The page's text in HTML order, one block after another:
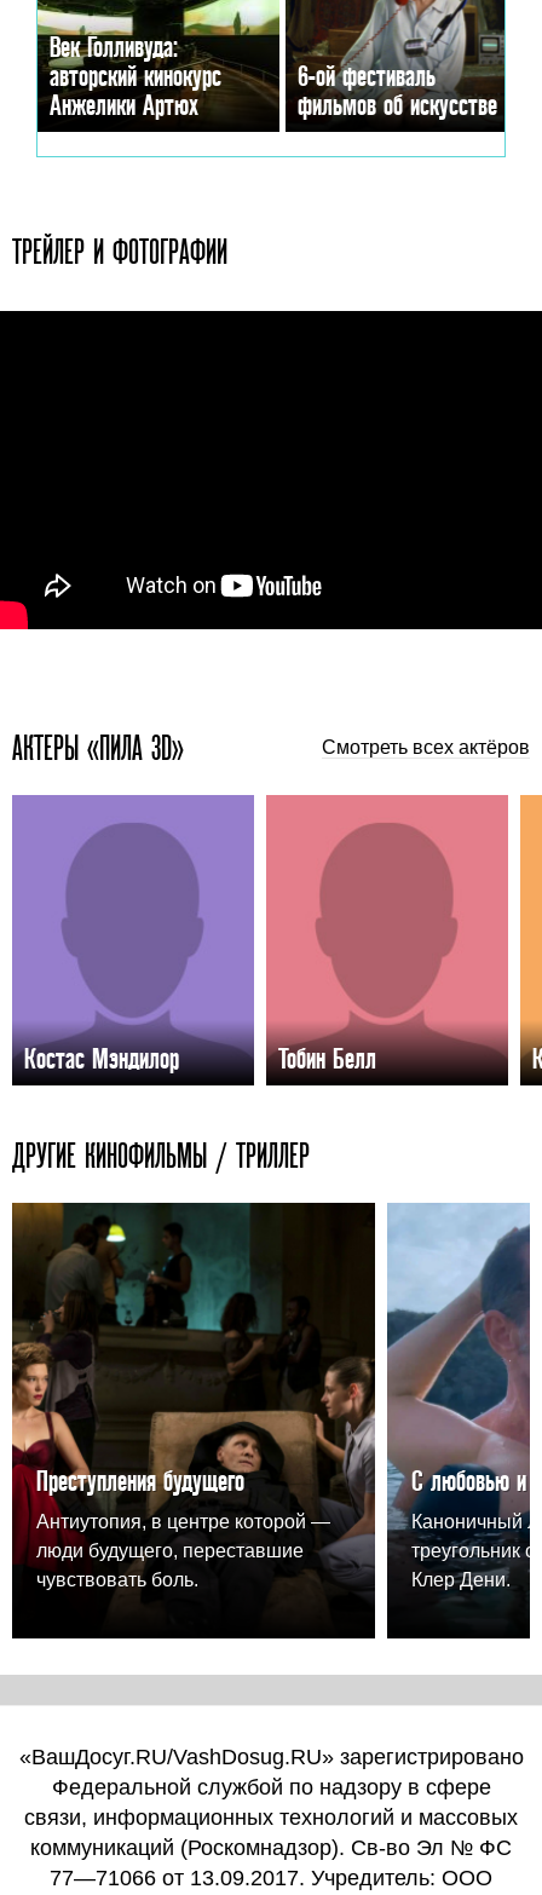
Век Голливуда:
авторский кинокурс
Анжелики Артюх
6-ой фестиваль
фильмов об искусстве
ТРЕЙЛЕР И ФОТОГРАФИИ
АКТЕРЫ «ПИЛА 3D» Смотреть всех актёров
Костас Мэндилор Тобин Белл
ДРУГИЕ КИНОФИЛЬМЫ / ТРИЛЛЕР
Преступления будущего
Антиутопия, в центре которой —
люди будущего, переставшие
чувствовать боль.
С любовью и
Каноничный
треугольник
Клер Дени.
«ВашДосуг.RU/VashDosug.RU» зарегистрировано
Федеральной службой по надзору в сфере
связи, информационных технологий и массовых
коммуникаций (Роскомнадзор). Св-во Эл № ФС
77—71066 от 13.09.2017. Учредитель: ООО